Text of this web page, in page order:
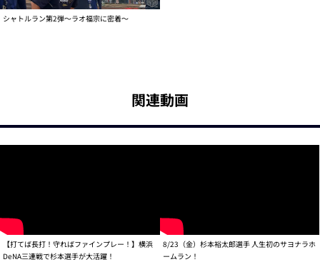
シャトルラン第2弾～ラオ福宗に密着～
関連動画
【打てば長打！守ればファインプレー！】横浜
DeNA三連戦で杉本選手が大活躍！
8/23（金）杉本裕太郎選手 人生初のサヨナラホ
ームラン！